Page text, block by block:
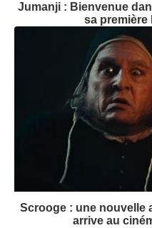
Jumanji : Bienvenue
sa première
Scrooge : une nouvelle
arrive au